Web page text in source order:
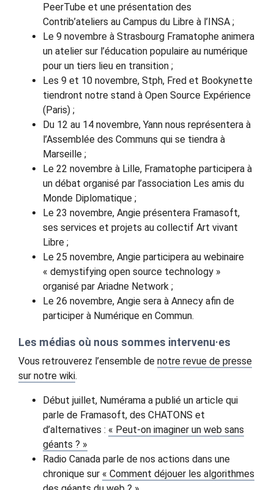
PeerTube et une présentation des
Contrib’ateliers au Campus du Libre à l’INSA ;
Le 9 novembre à Strasbourg Framatophe animera
un atelier sur l’éducation populaire au numérique
pour un tiers lieu en transition ;
Les 9 et 10 novembre, Stph, Fred et Bookynette
tiendront notre stand à Open Source Expérience
(Paris) ;
Du 12 au 14 novembre, Yann nous représentera à
l’Assemblée des Communs qui se tiendra à
Marseille ;
Le 22 novembre à Lille, Framatophe participera à
un débat organisé par l’association Les amis du
Monde Diplomatique ;
Le 23 novembre, Angie présentera Framasoft,
ses services et projets au collectif Art vivant
Libre ;
Le 25 novembre, Angie participera au webinaire
« demystifying open source technology »
organisé par Ariadne Network ;
Le 26 novembre, Angie sera à Annecy afin de
participer à Numérique en Commun.
Les médias où nous sommes intervenu·es
Vous retrouverez l’ensemble de notre revue de presse
sur notre wiki.
Début juillet, Numérama a publié un article qui
parle de Framasoft, des CHATONS et
d’alternatives : « Peut-on imaginer un web sans
géants ? »
Radio Canada parle de nos actions dans une
chronique sur « Comment déjouer les algorithmes